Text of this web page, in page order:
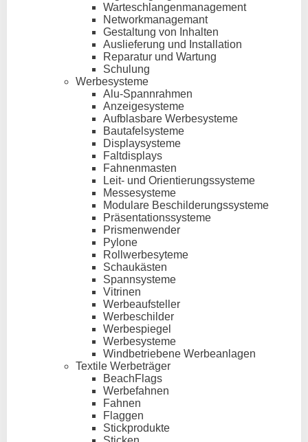
Warteschlangenmanagement
Networkmanagemant
Gestaltung von Inhalten
Auslieferung und Installation
Reparatur und Wartung
Schulung
Werbesysteme
Alu-Spannrahmen
Anzeigesysteme
Aufblasbare Werbesysteme
Bautafelsysteme
Displaysysteme
Faltdisplays
Fahnenmasten
Leit- und Orientierungssysteme
Messesysteme
Modulare Beschilderungssysteme
Präsentationssysteme
Prismenwender
Pylone
Rollwerbesyteme
Schaukästen
Spannsysteme
Vitrinen
Werbeaufsteller
Werbeschilder
Werbespiegel
Werbesysteme
Windbetriebene Werbeanlagen
Textile Werbeträger
BeachFlags
Werbefahnen
Fahnen
Flaggen
Stickprodukte